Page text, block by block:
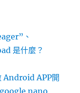
、
是什麼？
Android APP開
nano